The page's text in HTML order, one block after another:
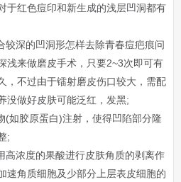
于红色痘印和新生成的浅层凹洞都有
深的凹洞形怎样去除青春痘疤痕问
浅来做磨皮手术，只要2~3次即可有
，不过由于镭射磨皮伤口较大，需配
没做好皮肤可能泛红，发黑;
胶原蛋白)注射，使得凹陷部分隆
;
浓度的果酸进行皮肤角质的剥离作
速角质细胞及少部分上层表皮细胞的